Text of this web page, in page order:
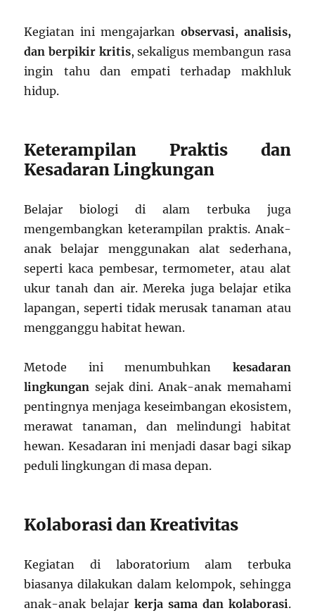
Kegiatan ini mengajarkan observasi, analisis,
dan berpikir kritis, sekaligus membangun rasa
ingin tahu dan empati terhadap makhluk
hidup.
Keterampilan Praktis dan
Kesadaran Lingkungan
Belajar biologi di alam terbuka juga
mengembangkan keterampilan praktis. Anak-
anak belajar menggunakan alat sederhana,
seperti kaca pembesar, termometer, atau alat
ukur tanah dan air. Mereka juga belajar etika
lapangan, seperti tidak merusak tanaman atau
mengganggu habitat hewan.
Metode ini menumbuhkan kesadaran
lingkungan sejak dini. Anak-anak memahami
pentingnya menjaga keseimbangan ekosistem,
merawat tanaman, dan melindungi habitat
hewan. Kesadaran ini menjadi dasar bagi sikap
peduli lingkungan di masa depan.
Kolaborasi dan Kreativitas
Kegiatan di laboratorium alam terbuka
biasanya dilakukan dalam kelompok, sehingga
anak-anak belajar kerja sama dan kolaborasi.